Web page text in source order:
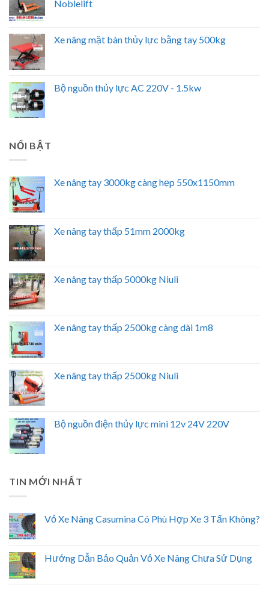
Noblelift
Xe nâng mặt bàn thủy lực bằng tay 500kg
Bộ nguồn thủy lực AC 220V - 1.5kw
NỔI BẬT
Xe nâng tay 3000kg càng hẹp 550x1150mm
Xe nâng tay thấp 51mm 2000kg
Xe nâng tay thấp 5000kg Niuli
Xe nâng tay thấp 2500kg càng dài 1m8
Xe nâng tay thấp 2500kg Niuli
Bộ nguồn điện thủy lực mini 12v 24V 220V
TIN MỚI NHẤT
Vỏ Xe Nâng Casumina Có Phù Hợp Xe 3 Tấn Không?
Hướng Dẫn Bảo Quản Vỏ Xe Nâng Chưa Sử Dụng